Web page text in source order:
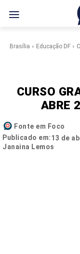
Brasília Educação DF
CURSO
ABRE
Fonte em Foco
Publicado em:13 de
Janaina Lemos